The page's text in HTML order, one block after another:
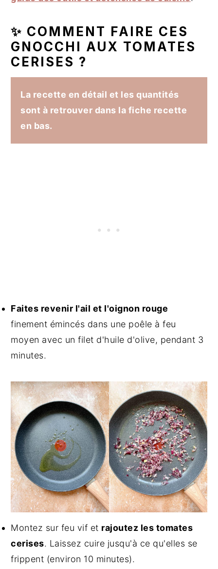
✨ COMMENT FAIRE CES
GNOCCHI AUX TOMATES
CERISES ?
La recette en détail et les quantités
sont à retrouver dans la fiche recette
en bas.
Faites revenir l'ail et l'oignon rouge
finement émincés dans une poêle à feu
moyen avec un filet d'huile d'olive, pendant 3
minutes.
Montez sur feu vif et rajoutez les tomates
cerises. Laissez cuire jusqu'à ce qu'elles se
frippent (environ 10 minutes).